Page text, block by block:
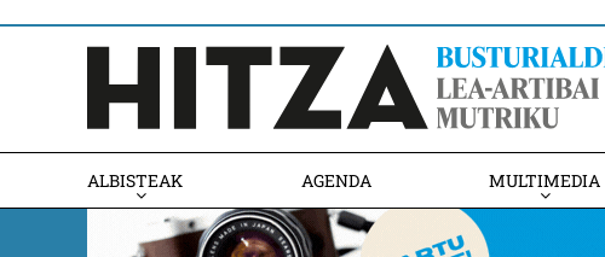
ALBISTEAK AGENDA MULTIMEDIA